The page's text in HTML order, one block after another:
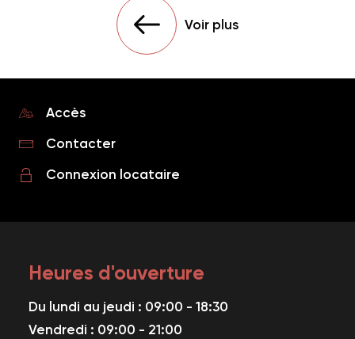
Voir plus
Accès
Contacter
Connexion locataire
Heures d'ouverture
Du lundi au jeudi : 09:00 - 18:30
Vendredi : 09:00 - 21:00